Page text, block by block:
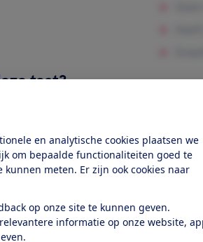
en analytische cookies plaatsen we
om bepaalde functionaliteiten goed te
meten. Er zijn ook cookies naar
op onze site te kunnen geven.
informatie op onze website,
test?